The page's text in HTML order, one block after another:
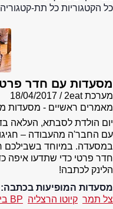
כל הקטגוריות כל תת-
מסעדות עם חדר
מערכת 2eat
18/04/2017
מאמרים ראשיים - מסעדות
יום הולדת לסבתא, העלאה
עם החבר'ה מהעבודה –
במסעדה. במיוחד בשבילכם
חדר פרטי כדי שתדעו איפה
הלינק לכתבה!
מסעדות המופיעות בכתבה:
צל תמר קיוטו הרצליה BP ביסטרו כשר